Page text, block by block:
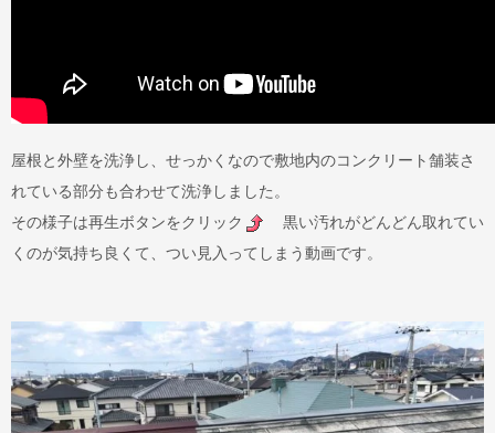
屋根と外壁を洗浄し、せっかくなので敷地内のコンクリート舗装さ
れている部分も合わせて洗浄しました。
その様子は再生ボタンをクリック
黒い汚れがどんどん取れてい
くのが気持ち良くて、つい見入ってしまう動画です。